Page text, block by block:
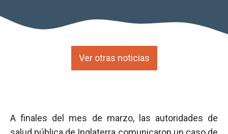
Ver otras noticias
A finales del mes de marzo, las autoridades de